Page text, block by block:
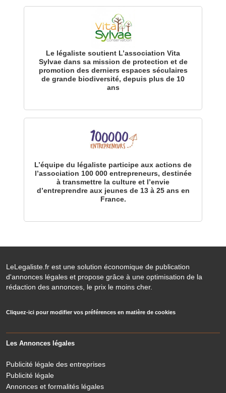
Le légaliste soutient L’association Vita
Sylvae dans sa mission de protection et de
promotion des derniers espaces séculaires
de grande biodiversité, depuis plus de 10
ans
L’équipe du légaliste participe aux actions de
l’association 100 000 entrepreneurs, destinée
à transmettre la culture et l’envie
d’entreprendre aux jeunes de 13 à 25 ans en
France.
LeLegaliste.fr est une solution économique de publication
d'annonces légales et propose grâce à une optimisation de la
rédaction des annonces, le prix le moins cher.
Cliquez-ici pour modifier vos préférences en matière de cookies
Les Annonces légales
Publicité légale des entreprises
Publicité légale
Annonces et formalités légales